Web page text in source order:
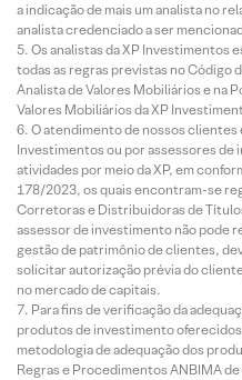
a indicação de mais um analista no
analista credenciado a ser
Os analistas da XP Investimentos
todas as regras previstas no Código
Analista de Valores Mobiliários e na
Valores Mobiliários da XP
O atendimento de nossos clientes
Investimentos ou por assessores de
atividades por meio da XP, em
178/2023, os quais encontram-se
Corretoras e Distribuidoras de
assessor de investimento não pode
gestão de patrimônio de clientes,
solicitar autorização prévia do
no mercado de capitais.
Para fins de verificação da
produtos de investimento
metodologia de adequação dos
Regras e Procedimentos ANBIMA